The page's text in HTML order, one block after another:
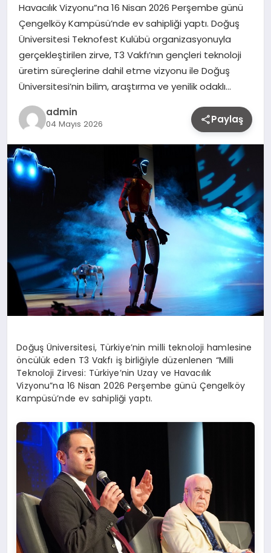
Havacılık Vizyonu”na 16 Nisan 2026 Perşembe günü
Çengelköy Kampüsü’nde ev sahipliği yaptı. Doğuş
Üniversitesi Teknofest Kulübü organizasyonuyla
gerçekleştirilen zirve, T3 Vakfı’nın gençleri teknoloji
üretim süreçlerine dahil etme vizyonu ile Doğuş
Üniversitesi’nin bilim, araştırma ve yenilik odaklı…
admin
04 Mayıs 2026 Paylaş
Doğuş Üniversitesi, Türkiye’nin milli teknoloji hamlesine
öncülük eden T3 Vakfı iş birliğiyle düzenlenen “Milli
Teknoloji Zirvesi: Türkiye’nin Uzay ve Havacılık
Vizyonu”na 16 Nisan 2026 Perşembe günü Çengelköy
Kampüsü’nde ev sahipliği yaptı.